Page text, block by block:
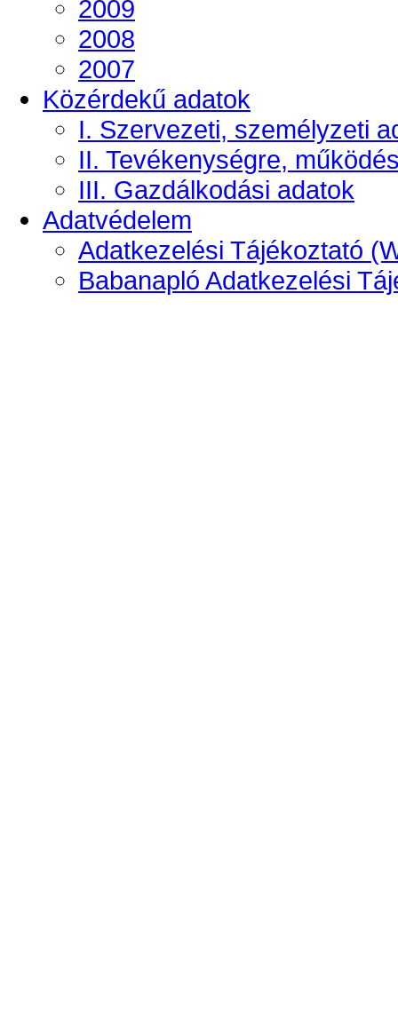
2009
2008
2007
Közérdekű adatok
I. Szervezeti, személyzeti
II. Tevékenységre,
III. Gazdálkodási adatok
Adatvédelem
Adatkezelési Tájékoztató
Babanapló Adatkezelési